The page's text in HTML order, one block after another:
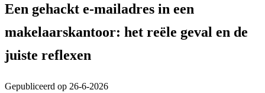
Een gehackt e-mailadres in een
makelaarskantoor: het reële geval en de
juiste reflexen
Gepubliceerd op 26-6-2026